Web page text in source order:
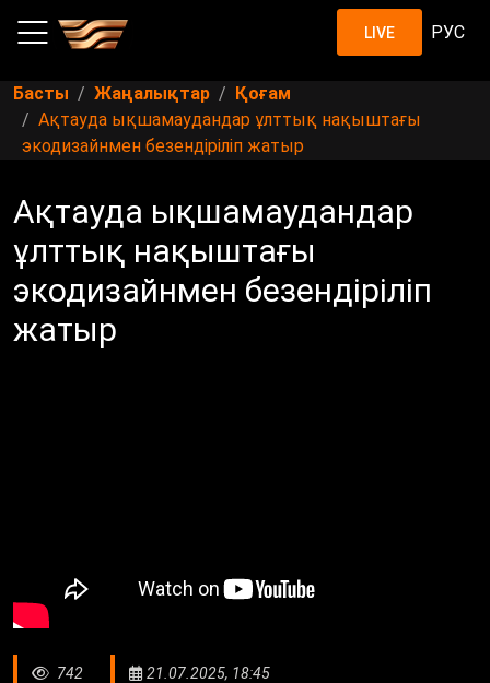
LIVE РУС
Басты Жаңалықтар
Қоғам
Ақтауда ықшамаудандар ұлттық нақыштағы
экодизайнмен безендіріліп жатыр
Ақтауда ықшамаудандар
ұлттық нақыштағы
экодизайнмен безендіріліп
жатыр
742 21.07.2025, 18:45